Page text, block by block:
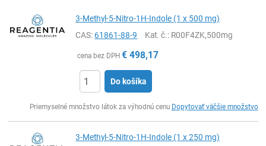
3-Methyl-5-Nitro-1H-Indole (1 x 500 mg)
CAS:61861-88-9 Kat. č.: R00F4ZK,500mg
cena bez DPH € 498,17
Do košíka
Priemyselné množstvo látok za výhodnú cenu Dopytovať väčšie množstvo
3-Methyl-5-Nitro-1H-Indole (1 x 250 mg)